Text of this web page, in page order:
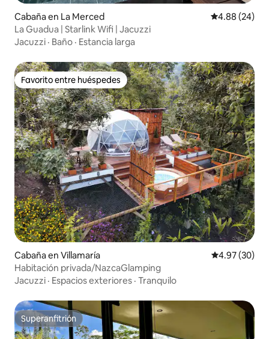
Cabaña en La Merced Calificación
4.88 (24)
La Guadua | Starlink Wifi | Jacuzzi
Jacuzzi · Baño · Estancia larga
Favorito entre huéspedes
Favorito entre huéspedes
Cabaña en Villamaría Calificación
4.97 (30)
Habitación privada/NazcaGlamping
Jacuzzi · Espacios exteriores · Tranquilo
Superanfitrión
Superanfitrión